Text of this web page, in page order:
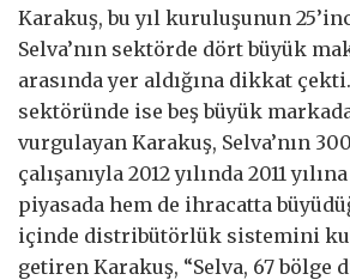
Karakuş, bu yıl kuruluşunun
Selva’nın sektörde dört büyük
arasında yer aldığına dikkat
sektöründe ise beş büyük
vurgulayan Karakuş, Selva’nın
çalışanıyla 2012 yılında 2011
piyasada hem de ihracatta
içinde distribütörlük sistemini
getiren Karakuş, “Selva, 67 bölge